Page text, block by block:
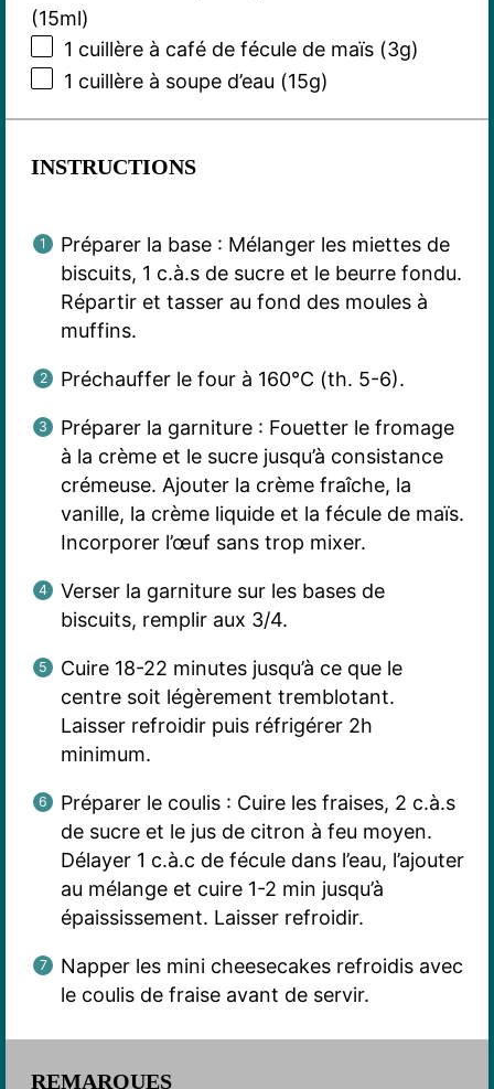
(15ml)
1 cuillère à café de fécule de maïs (3g)
1 cuillère à soupe d’eau (15g)
INSTRUCTIONS
Préparer la base : Mélanger les miettes de
biscuits, 1 c.à.s de sucre et le beurre fondu.
Répartir et tasser au fond des moules à
muffins.
Préchauffer le four à 160°C (th. 5-6).
Préparer la garniture : Fouetter le fromage
à la crème et le sucre jusqu’à consistance
crémeuse. Ajouter la crème fraîche, la
vanille, la crème liquide et la fécule de maïs.
Incorporer l’œuf sans trop mixer.
Verser la garniture sur les bases de
biscuits, remplir aux 3/4.
Cuire 18-22 minutes jusqu’à ce que le
centre soit légèrement tremblotant.
Laisser refroidir puis réfrigérer 2h
minimum.
Préparer le coulis : Cuire les fraises, 2 c.à.s
de sucre et le jus de citron à feu moyen.
Délayer 1 c.à.c de fécule dans l’eau, l’ajouter
au mélange et cuire 1-2 min jusqu’à
épaississement. Laisser refroidir.
Napper les mini cheesecakes refroidis avec
le coulis de fraise avant de servir.
REMARQUES